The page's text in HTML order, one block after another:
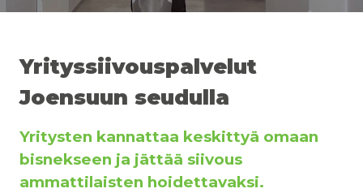
Yrityssiivouspalvelut
Joensuun seudulla
Yritysten kannattaa keskittyä omaan
bisnekseen ja jättää siivous
ammattilaisten hoidettavaksi.